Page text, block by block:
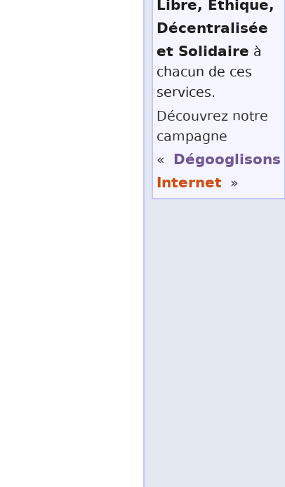
Libre, Éthique,
Décentralisée
et Solidaire à
chacun de ces
services.
Découvrez notre
campagne
« Dégooglisons
Internet »